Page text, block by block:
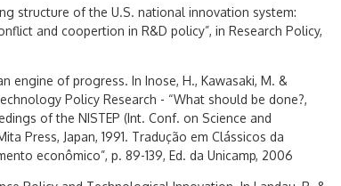
structure of the U.S. national innovation system:
and coopertion in R&D policy”, in Research Policy,
engine of progress. In Inose, H., Kawasaki, M. &
Policy Research - “What should be done?,
of the NISTEP (Int. Conf. on Science and
Press, Japan, 1991. Tradução em Clássicos da
econômico”, p. 89-139, Ed. da Unicamp, 2006